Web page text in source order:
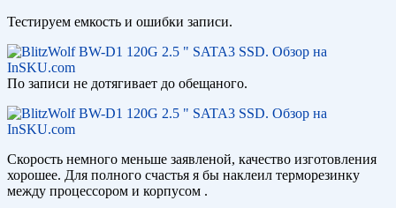
Тестируем емкость и ошибки записи.
По записи не дотягивает до обещаного.
Скорость немного меньше заявленой, качество изготовления
хорошее. Для полного счастья я бы наклеил терморезинку
между процессором и корпусом .